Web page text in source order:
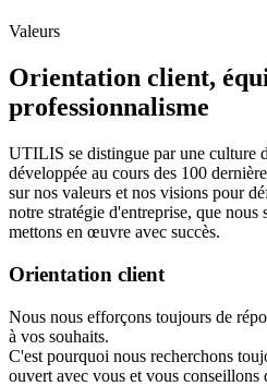
Valeurs
Orientation client,
professionnalisme
UTILIS se distingue par une culture
développée au cours des 100
sur nos valeurs et nos visions pour
notre stratégie d'entreprise, que nous
mettons en œuvre avec succès.
Orientation client
Nous nous efforçons toujours de
à vos souhaits.
C'est pourquoi nous recherchons
ouvert avec vous et vous conseillons